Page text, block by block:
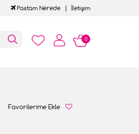
Pastam Nerede İletişim
0
Favorilerime Ekle